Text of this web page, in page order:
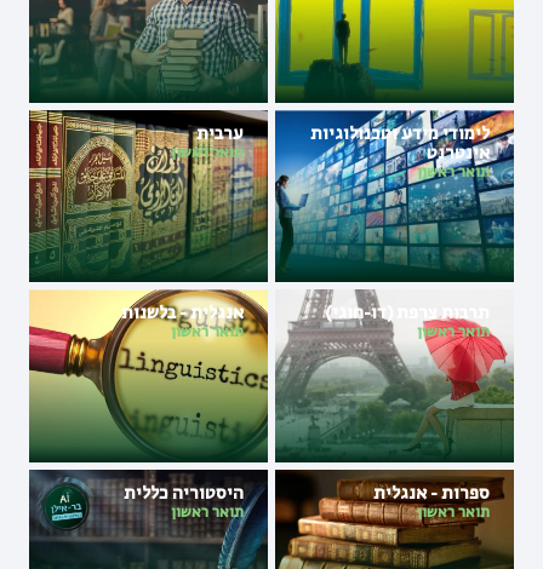
לימודי מידע וטכנולוגיות
אינטרנט
תואר ראשון
ערבית
תואר ראשון
תרבות צרפת (דו-חוגי)
תואר ראשון
אנגלית - בלשנות
תואר ראשון
ספרות - אנגלית
תואר ראשון
היסטוריה כללית
תואר ראשון